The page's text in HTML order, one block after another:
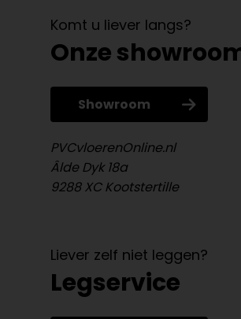
Komt u liever langs?
Onze
Showroom
PVCvloerenOnline.nl
Âlde Dyk 18a
9288 XC Kootstertille
Liever zelf niet leggen?
Legservice